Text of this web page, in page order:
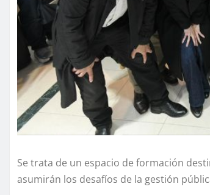
Se trata de un espacio de formación
asumirán los desafíos de la gestión